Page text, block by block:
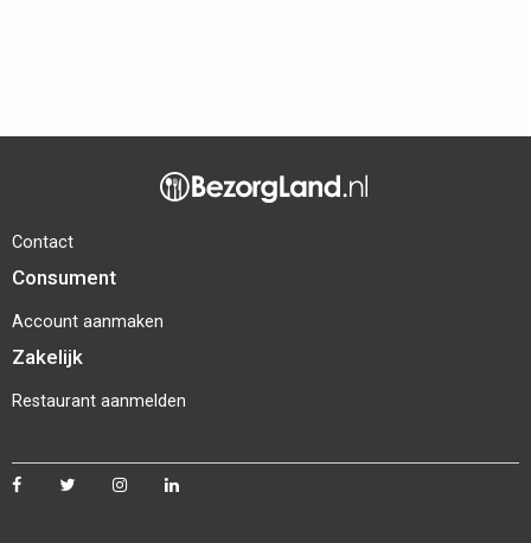
Contact
Consument
Account aanmaken
Zakelijk
Restaurant aanmelden